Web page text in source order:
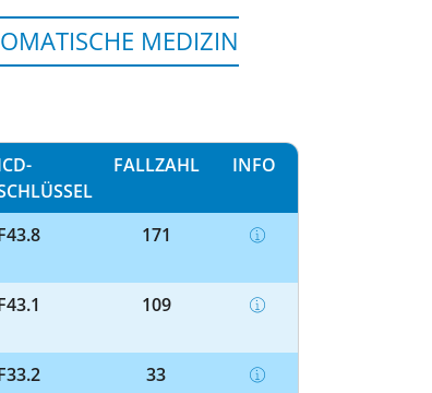
MEDIZIN
FALLZAHL INFO
171
109
33